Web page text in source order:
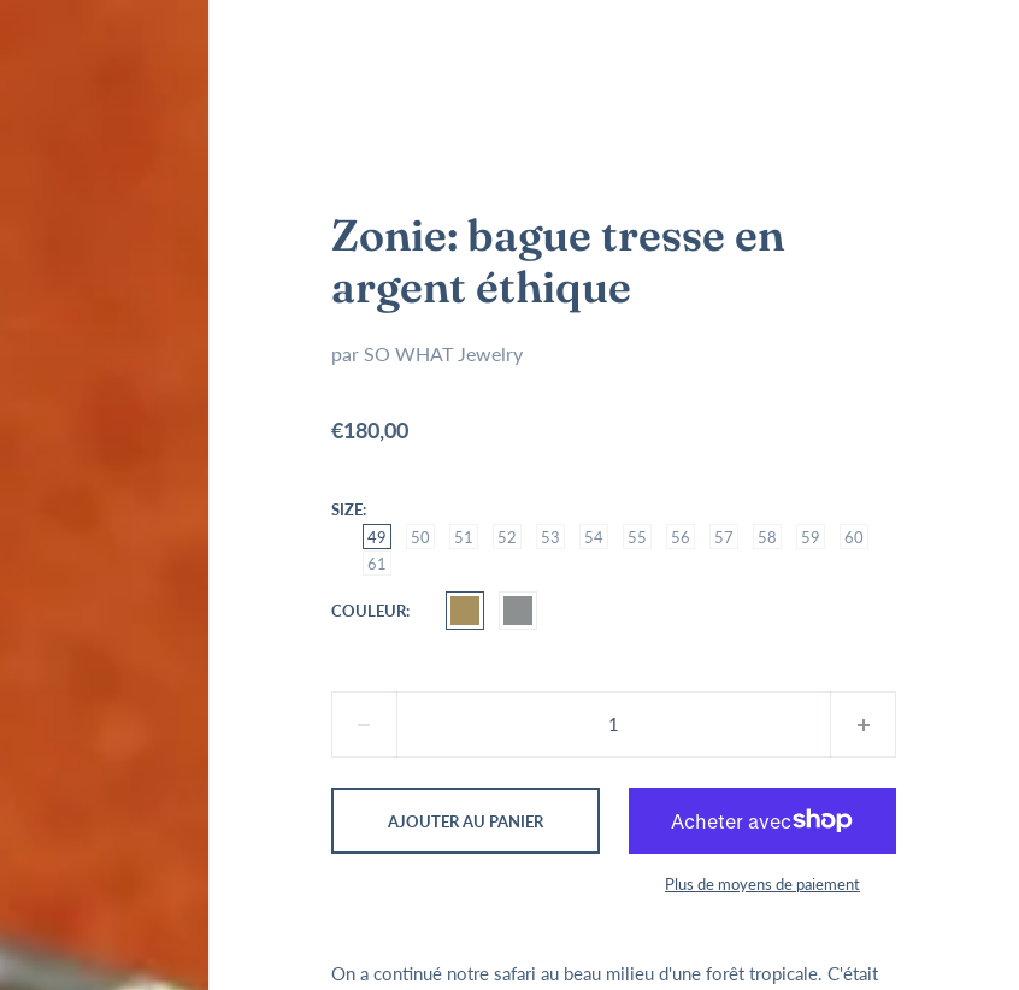
Zonie: bague tresse en
argent éthique
par SO WHAT Jewelry
€180,00
SIZE
49
50 51 52 53 54 55 56 57 58 59
60
61
COULEUR
AJOUTER AU PANIER
Plus de moyens de paiement
On a continué notre safari au beau milieu d'une forêt tropicale. C'était